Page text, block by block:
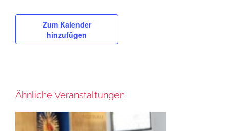
Zum Kalender
hinzufügen
Ähnliche Veranstaltungen